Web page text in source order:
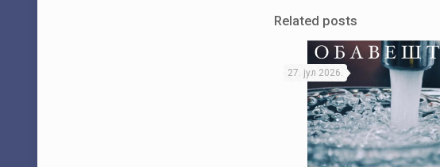
Related posts
27. јул 2026.